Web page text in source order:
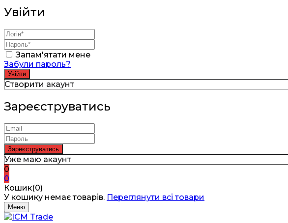
Увійти
Запам'ятати мене
Забули пароль?
Створити акаунт
Зареєструватись
Уже маю акаунт
0
0
Кошик(0)
У кошику немає товарів. Переглянути всі товари
Меню